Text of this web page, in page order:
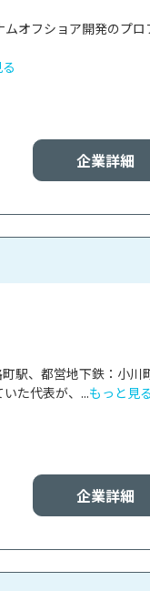
オフショア開発のプロ
企業詳細
駅、都営地下鉄：小川
た代表が、...もっと見
企業詳細